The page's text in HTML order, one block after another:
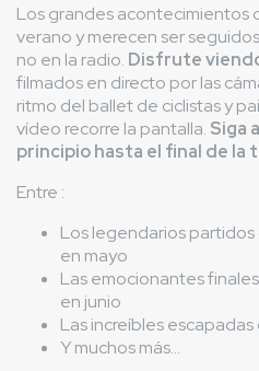
Los grandes acontecimientos
verano y merecen ser
no en la radio. Disfrute
filmados en directo por las
ritmo del ballet de ciclistas y
vídeo recorre la pantalla. Siga
principio hasta el final de la
Entre :
Los legendarios
en mayo
Las emocionantes
en junio
Las increíbles
Y muchos más...